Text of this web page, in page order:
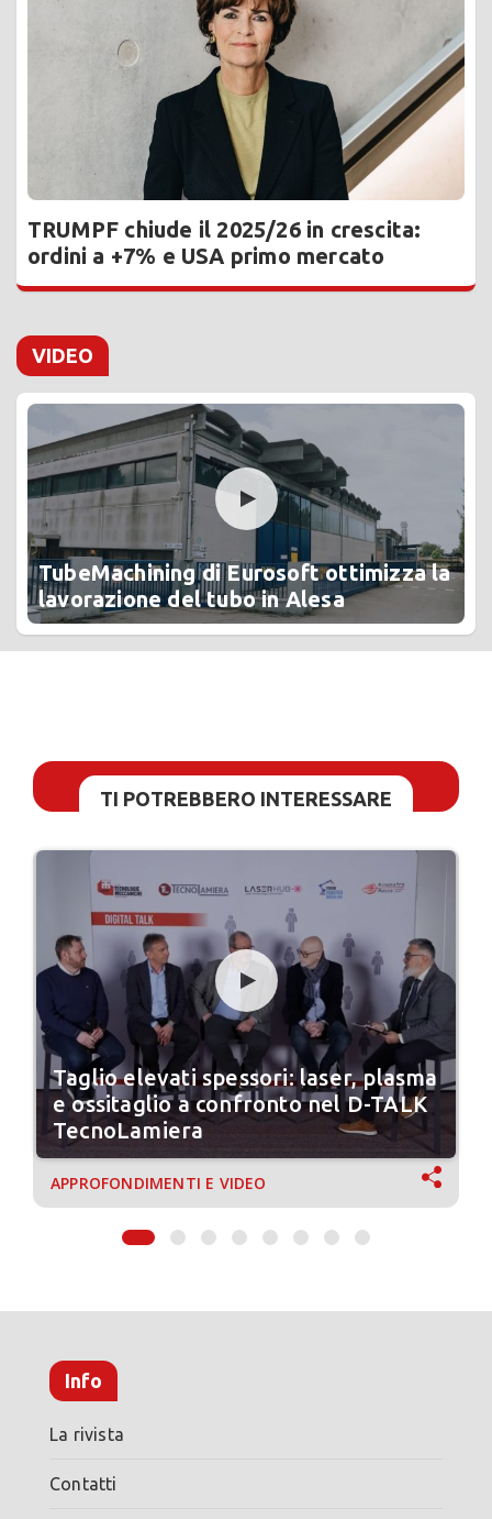
TRUMPF chiude il 2025/26 in crescita:
ordini a +7% e USA primo mercato
VIDEO
TubeMachining di Eurosoft ottimizza la
lavorazione del tubo in Alesa
TI POTREBBERO INTERESSARE
Taglio elevati spessori: laser, plasma
e ossitaglio a confronto nel D-TALK
TecnoLamiera
APPROFONDIMENTI E VIDEO
Info
La rivista
Contatti